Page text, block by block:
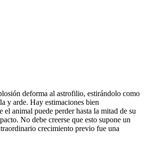
deforma al astrofilio, estirándolo como
y arde. Hay estimaciones bien
el animal puede perder hasta la mitad de su
No debe creerse que esto supone un
crecimiento previo fue una